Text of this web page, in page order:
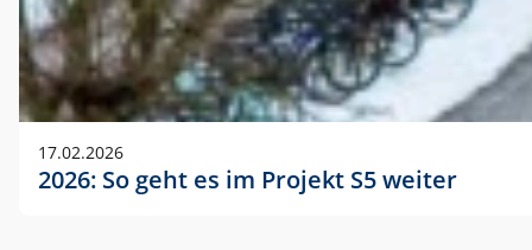
17.02.2026
2026: So geht es im Projekt S5 weiter